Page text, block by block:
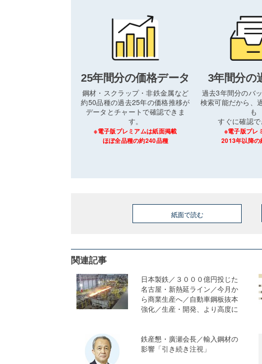
25年間分の価格データ
鋼材・スクラップ・非鉄金属など
約50品種の過去25年の価格推移が
データとチャートで確認できま
す。
※電子版プレミアムは紙面掲載
ほぼ全品種の約240品種
3年間分の
過去3年間分のバ
検索可能だから、
も
すぐに確認で
※電子版プレ
2013年以降
紙面で読む
関連記事
日本製鉄／３０００億円投じた
名古屋・新熱延ライン／今月か
ら商業生産へ／自動車鋼板抜本
強化／生産・開発、より高度に
鉄産懇・廣瀬会長／輸入鋼材の
影響「引き続き注視」